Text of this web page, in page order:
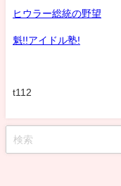
ヒウラー総統の野望
魁!!アイドル塾!
t112